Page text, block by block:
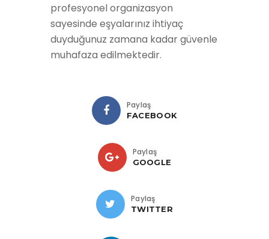
profesyonel organizasyon
sayesinde eşyalarınız ihtiyaç
duyduğunuz zamana kadar güvenle
muhafaza edilmektedir.
Paylaş
FACEBOOK
Paylaş
GOOGLE
Paylaş
TWITTER